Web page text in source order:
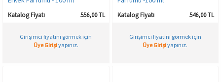
Katalog Fiyatı 556,00 TL
Girişimci fiyatını görmek için
Üye Girişiyapınız.
Katalog Fiyatı 546,00 TL
Girişimci fiyatını görmek için
Üye Girişiyapınız.